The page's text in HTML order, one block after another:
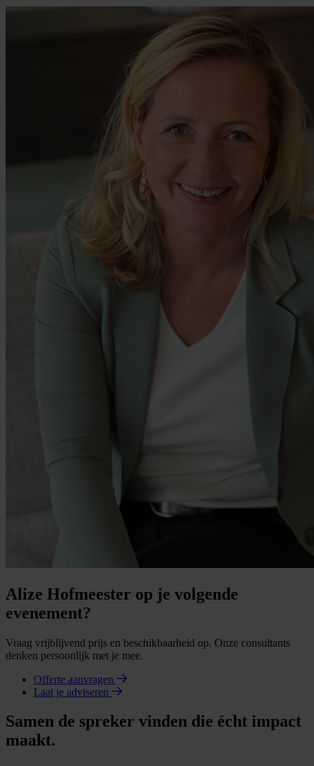
Alize Hofmeester op je volgende
evenement?
Vraag vrijblijvend prijs en beschikbaarheid op. Onze consultants
denken persoonlijk met je mee.
Offerte aanvragen
Laat je adviseren
Samen de spreker vinden die écht impact
maakt.